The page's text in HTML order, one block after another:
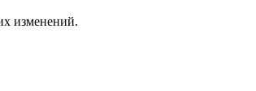
изменений.